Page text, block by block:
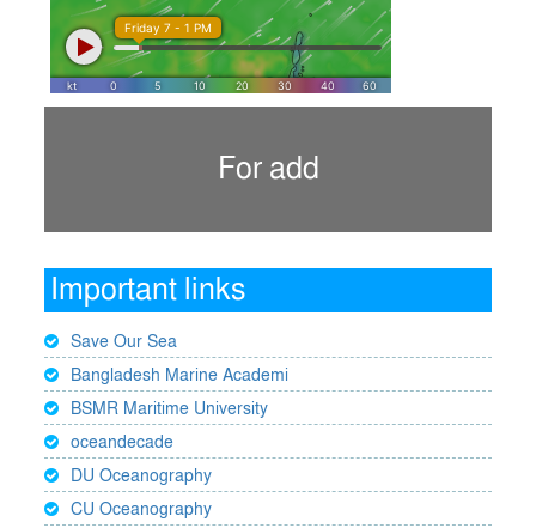
For add
Important links
Save Our Sea
Bangladesh Marine Academi
BSMR Maritime University
oceandecade
DU Oceanography
CU Oceanography